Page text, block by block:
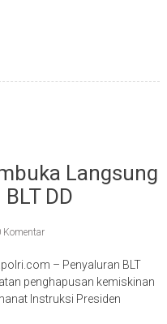
Langsung
DD
Komentar
– Penyaluran BLT
penghapusan kemiskinan
Instruksi Presiden